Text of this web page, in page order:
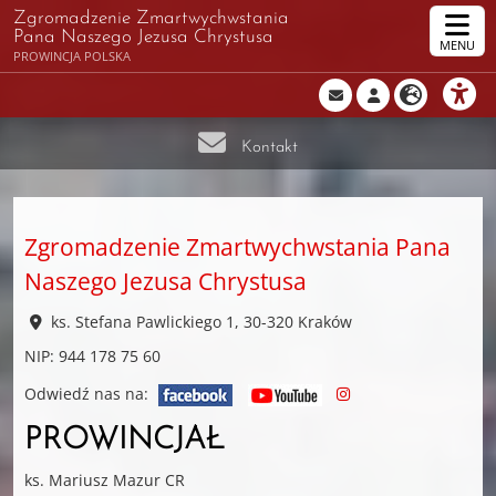
Zgromadzenie Zmartwychwstania
Pana Naszego Jezusa Chrystusa
PROWINCJA POLSKA
MENU
Kontakt
Zgromadzenie Zmartwychwstania Pana
Naszego Jezusa Chrystusa
ks. Stefana Pawlickiego 1, 30-320 Kraków
NIP: 944 178 75 60
Odwiedź nas na:
PROWINCJAŁ
ks. Mariusz Mazur CR